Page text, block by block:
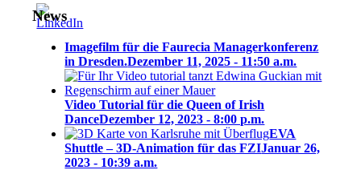
News
Imagefilm für die Faurecia Managerkonferenz
in Dresden.Dezember 11, 2025 - 11:50 a.m.
Video Tutorial für die Queen of Irish
DanceDezember 12, 2023 - 8:00 p.m.
EVA
Shuttle – 3D-Animation für das FZIJanuar 26,
2023 - 10:39 a.m.